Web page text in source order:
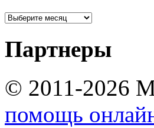
Партнеры
© 2011-2026
помощь